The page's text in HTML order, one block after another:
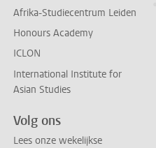
Afrika-Studiecentrum Leiden
Honours Academy
ICLON
International Institute for
Asian Studies
Volg ons
Lees onze wekelijkse